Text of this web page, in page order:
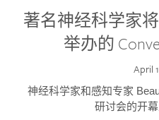
著名神经科学家将
举办的
April
神经科学家和感知专家
研讨会的开